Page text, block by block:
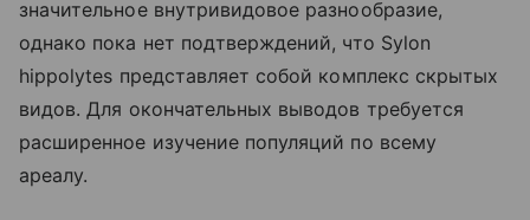
значительное внутривидовое разнообразие,
однако пока нет подтверждений, что Sylon
hippolytes представляет собой комплекс скрытых
видов. Для окончательных выводов требуется
расширенное изучение популяций по всему
ареалу.